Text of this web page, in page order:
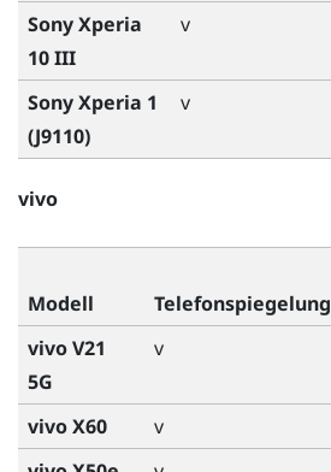
Sony Xperia
10 III
v
Sony Xperia 1
(J9110)
v
vivo
Modell Telefonspiegelung
vivo V21
5G
v
vivo X60 v